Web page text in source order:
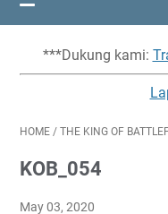
***Dukung kami:
HOME / THE KING OF
KOB_054
May 03, 2020